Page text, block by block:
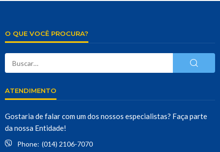
O QUE VOCÊ PROCURA?
ATENDIMENTO
Gostaria de falar com um dos nossos especialistas? Faça parte
da nossa Entidade!
Phone: (014) 2106-7070